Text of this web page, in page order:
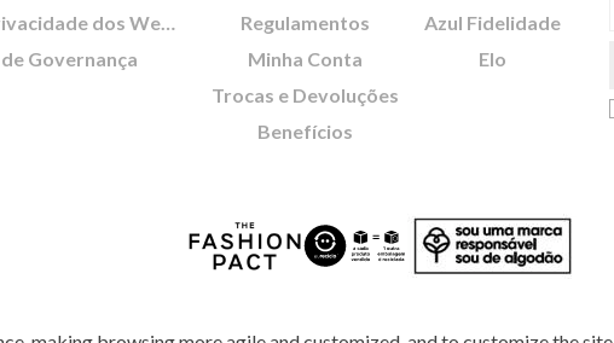
Política de Privacidade dos Websites
Governança
Regulamentos
Minha Conta
Trocas e Devoluções
Benefícios
Azul Fidelidade
Elo